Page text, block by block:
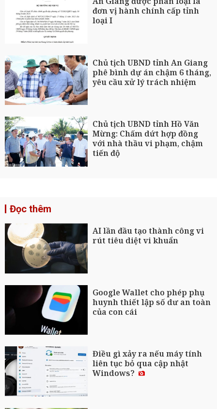
đơn vị hành chính cấp tỉnh
loại I
Chủ tịch UBND tỉnh An Giang
phê bình dự án chậm 6 tháng,
yêu cầu xử lý trách nhiệm
Chủ tịch UBND tỉnh Hồ Văn
Mừng: Chấm dứt hợp đồng
với nhà thầu vi phạm, chậm
tiến độ
Đọc thêm
AI lần đầu tạo thành công vi
rút tiêu diệt vi khuẩn
Google Wallet cho phép phụ
huynh thiết lập số dư an toàn
của con cái
Điều gì xảy ra nếu máy tính
liên tục bỏ qua cập nhật
Windows?